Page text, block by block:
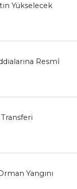
Yükselecek
Resmî
Yangını